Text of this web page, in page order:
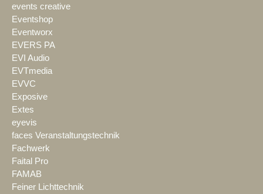
events creative
Eventshop
Eventworx
EVERS PA
EVI Audio
EVTmedia
EVVC
Exposive
Extes
eyevis
faces Veranstaltungstechnik
Fachwerk
Faital Pro
FAMAB
Feiner Lichttechnik